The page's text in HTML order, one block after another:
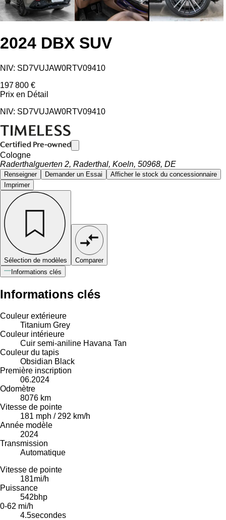
2024 DBX SUV
NIV: SD7VUJAW0RTV09410
197 800 €
Prix ​​en Détail
NIV: SD7VUJAW0RTV09410
Cologne
Raderthalguerten 2, Raderthal, Koeln, 50968, DE
Renseigner Demander un Essai
Afficher le stock du concessionnaire
Imprimer
Sélection de modèles
Comparer
Informations clés
Informations clés
Couleur extérieure
Titanium Grey
Couleur intérieure
Cuir semi-aniline Havana Tan
Couleur du tapis
Obsidian Black
Première inscription
06.2024
Odomètre
8076 km
Vitesse de pointe
181 mph / 292 km/h
Année modèle
2024
Transmission
Automatique
Vitesse de pointe
181mi/h
Puissance
542bhp
0-62 mi/h
4.5secondes